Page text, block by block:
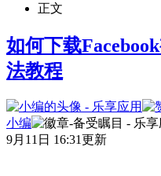
正文
如何下载
法教程
小编
9月11日 16:31更新